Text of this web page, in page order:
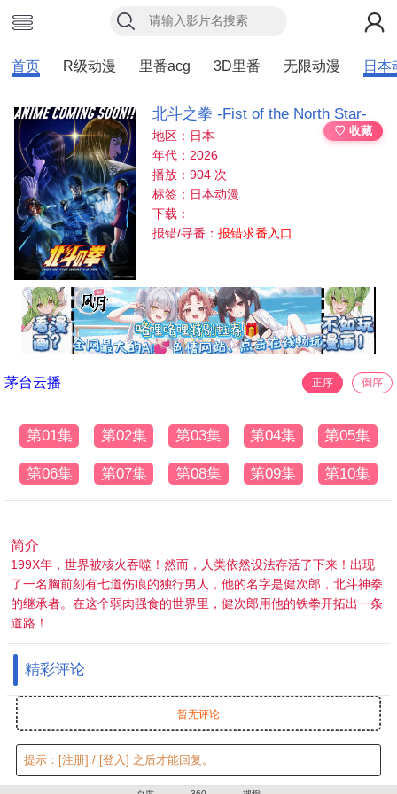
首页 R级动漫 里番acg 3D里番 无限动漫 日本
北⽃之拳 -Fist of the North Star-
♡ 收藏
地区：日本
年代：2026
播放：904 次
标签：日本动漫
下载：
报错/寻番：报错求番入口
茅台云播 正序 倒序
第01集 第02集 第03集 第04集 第05集
第06集 第07集 第08集 第09集 第10集
简介
199X年，世界被核火吞噬！然而，人类依然设法存活了下来！出现
了一名胸前刻有七道伤痕的独行男人，他的名字是健次郎，北斗神拳
的继承者。在这个弱肉强食的世界里，健次郎用他的铁拳开拓出一条
道路！
精彩评论
暂无评论
提示： [注册] / [登入] 之后才能回复。